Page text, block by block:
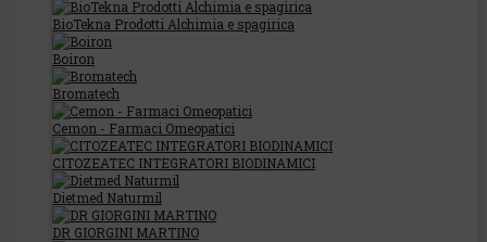
BioTekna Prodotti Alchimia e spagirica
Boiron
Bromatech
Cemon - Farmaci Omeopatici
CITOZEATEC INTEGRATORI BIODINAMICI
Dietmed Naturmil
DR GIORGINI MARTINO